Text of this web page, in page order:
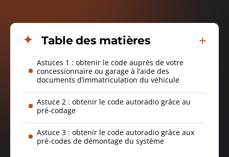
Table des matières
Astuces 1 : obtenir le code auprès de votre
concessionnaire ou garage à l’aide des
documents d’immatriculation du véhicule
Astuce 2 : obtenir le code autoradio grâce au
pré-codage
Astuce 3 : obtenir le code autoradio grâce aux
pré-codes de démontage du système